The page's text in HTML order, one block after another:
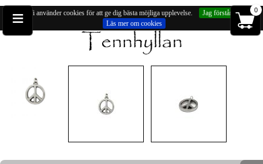
Vi använder cookies för att ge dig bästa möjliga upplevelse.
Jag förstår
Läs mer om cookies
≡ 0
» Fredstecknet, ca 22 mm